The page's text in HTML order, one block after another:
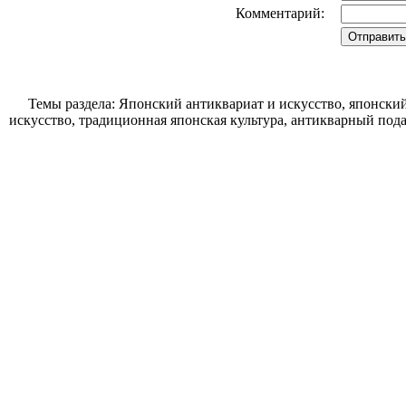
Комментарий:
Темы раздела: Японский антиквариат и искусство,
искусство, традиционная японская культура, антикварный